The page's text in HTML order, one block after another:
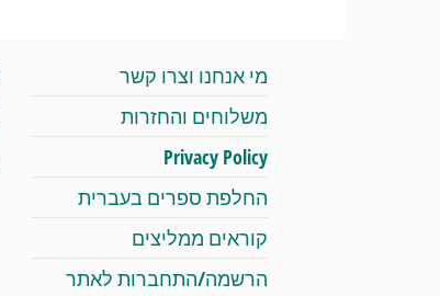
מי אנחנו וצרו קשר
משלוחים והחזרות
Privacy Policy
החלפת ספרים בעברית
קוראים ממליצים
הרשמה/התחברות לאתר